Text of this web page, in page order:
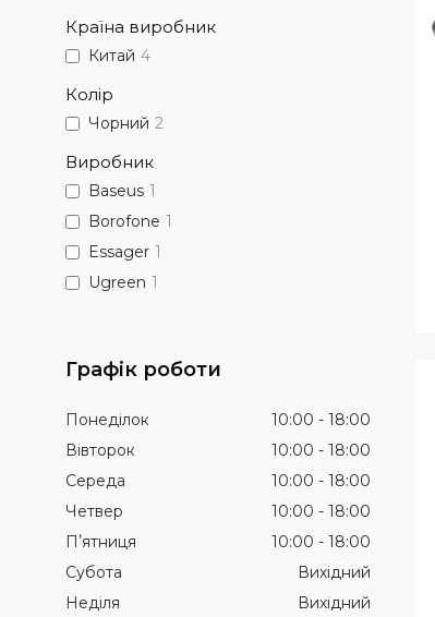
Країна виробник
Китай 4
Колір
Чорний 2
Виробник
Baseus 1
Borofone 1
Essager 1
Ugreen 1
Графік роботи
Понеділок 10:00
18:00
Вівторок
10:00
18:00
Середа
10:00
18:00
Четвер
10:00
18:00
Пʼятниця
10:00
18:00
Субота
Вихідний
Неділя
Вихідний